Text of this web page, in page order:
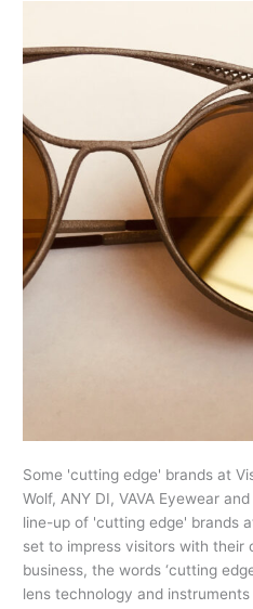
Some 'cutting edge' brands at
Wolf, ANY DI, VAVA Eyewear
line-up of 'cutting edge' brands
set to impress visitors with
business, the words ‘cutting
lens technology and
Brands
EXPO
2022